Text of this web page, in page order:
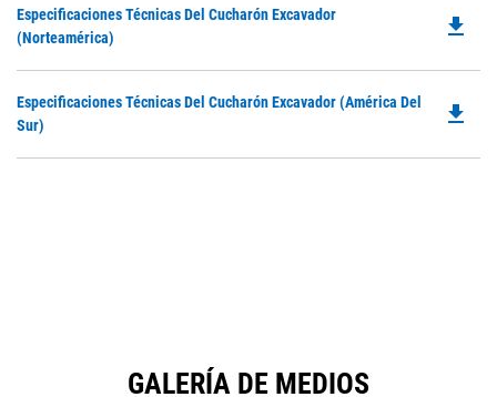
Especificaciones Técnicas Del Cucharón Excavador
(Norteamérica)
file_download
Especificaciones Técnicas Del Cucharón Excavador (América Del
Sur)
file_download
GALERÍA DE MEDIOS